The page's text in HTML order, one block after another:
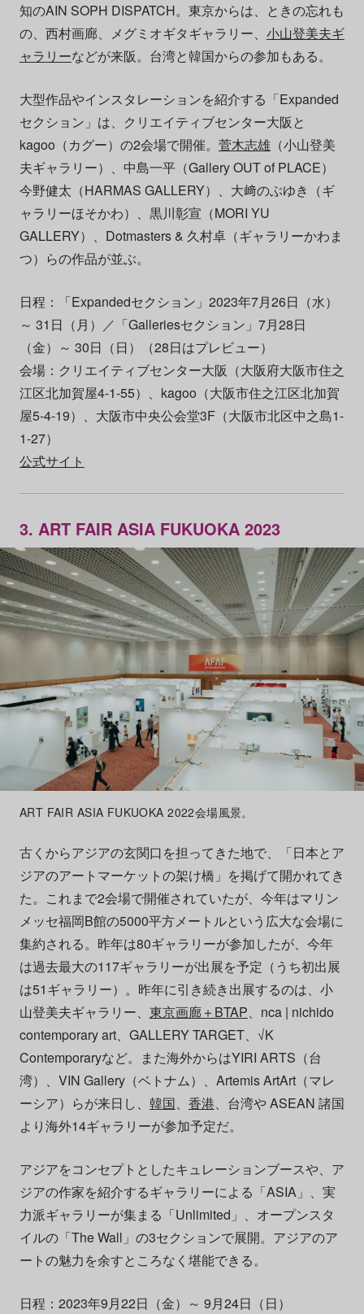
知のAIN SOPH DISPATCH。東京からは、ときの忘れも
の、西村画廊、メグミオギタギャラリー、 小山登美夫ギ
ャラリーなどが来阪。台湾と韓国からの参加もある。
大型作品やインスタレーションを紹介する「Expanded
セクション」は、クリエイティブセンター大阪と
kagoo（カグー）の2会場で開催。 菅木志雄（小山登美
夫ギャラリー）、中島一平（Gallery OUT of PLACE）
今野健太（HARMAS GALLERY）、大﨑のぶゆき（ギ
ャラリーほそかわ）、黒川彰宣（MORI YU
GALLERY）、Dotmasters & 久村卓（ギャラリーかわま
つ）らの作品が並ぶ。
日程：「Expandedセクション」2023年7月26日（水）
～ 31日（月）／「Galleriesセクション」7月28日
（金）～ 30日（日）（28日はプレビュー）
会場：クリエイティブセンター大阪（大阪府大阪市住之
江区北加賀屋4-1-55）、kagoo（大阪市住之江区北加賀
屋5-4-19）、大阪市中央公会堂3F（大阪市北区中之島1-
1-27）
公式サイト
3. ART FAIR ASIA FUKUOKA 2023
ART FAIR ASIA FUKUOKA 2022会場風景。
古くからアジアの玄関口を担ってきた地で、「日本とア
ジアのアートマーケットの架け橋」を掲げて開かれてき
た。これまで2会場で開催されていたが、今年はマリン
メッセ福岡B館の5000平方メートルという広大な会場に
集約される。昨年は80ギャラリーが参加したが、今年
は過去最大の117ギャラリーが出展を予定（うち初出展
は51ギャラリー）。昨年に引き続き出展するのは、小
山登美夫ギャラリー、 東京画廊＋BTAP、nca | nichido
contemporary art、GALLERY TARGET、√K
Contemporaryなど。また海外からはYIRI ARTS（台
湾）、VIN Gallery（ベトナム）、Artemis ArtArt（マレ
ーシア）らが来日し、 韓国、 香港、台湾や ASEAN 諸国
より海外14ギャラリーが参加予定だ。
アジアをコンセプトとしたキュレーションブースや、ア
ジアの作家を紹介するギャラリーによる「ASIA」、実
力派ギャラリーが集まる「Unlimited」、オープンスタ
イルの「The Wall」の3セクションで展開。アジアのア
ートの魅力を余すところなく堪能できる。
日程：2023年9月22日（金）～ 9月24日（日）